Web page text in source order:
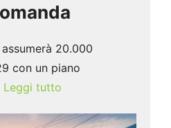
20.000
con un piano
Leggi tutto